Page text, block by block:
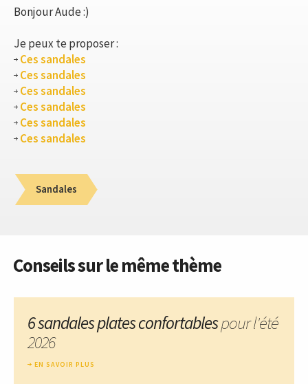
Bonjour Aude :)
Je peux te proposer :
Ces sandales
Ces sandales
Ces sandales
Ces sandales
Ces sandales
Ces sandales
Sandales
Conseils sur le même thème
6 sandales plates confortablespour l'été
2026
EN SAVOIR PLUS